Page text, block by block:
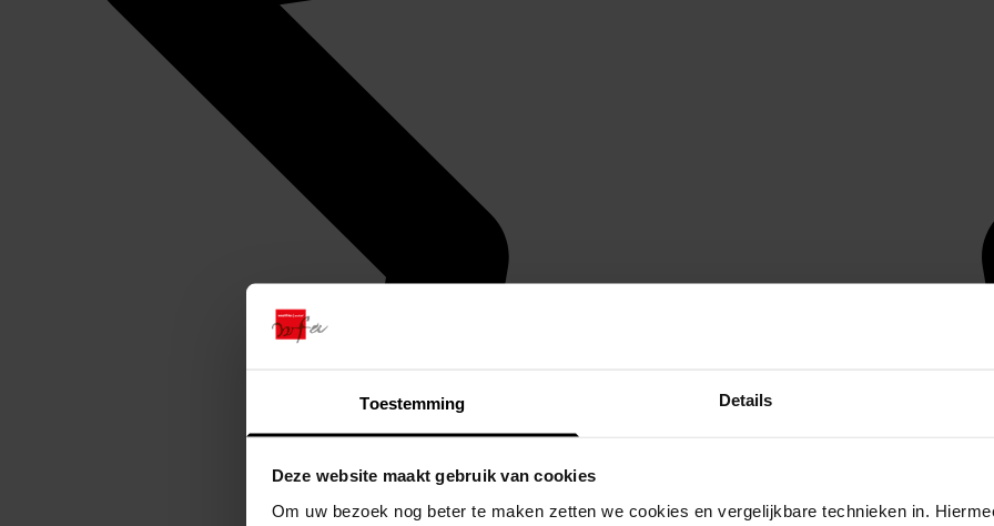
Toestemming Details
Deze website maakt gebruik van cookies
Om uw bezoek nog beter te maken zetten we cookies en vergelijkbare technieken in.